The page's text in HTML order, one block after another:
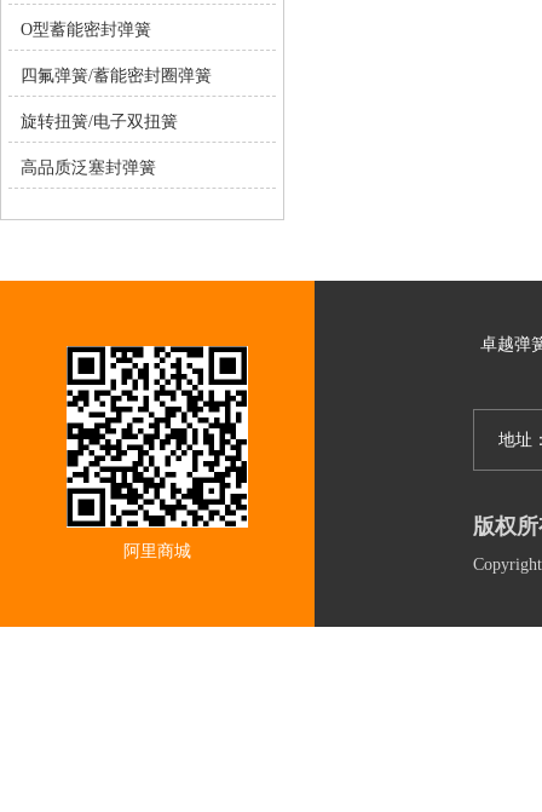
O型蓄能密封弹簧
四氟弹簧/蓄能密封圈弹簧
旋转扭簧/电子双扭簧
高品质泛塞封弹簧
阿里商城
卓越弹
地址
版权